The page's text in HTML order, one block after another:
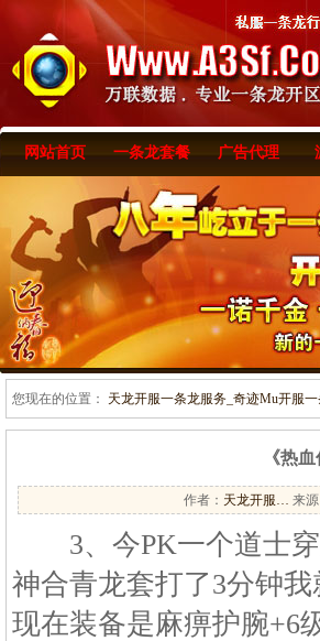
网站首页 一条龙套餐 广告代理
您现在的位置： 天龙开服一条龙服务_奇迹Mu开服
《热
作者： 天龙开服… 来
3、今PK一个道士穿
神合青龙套打了3分钟
现在装备是麻痹护腕+6